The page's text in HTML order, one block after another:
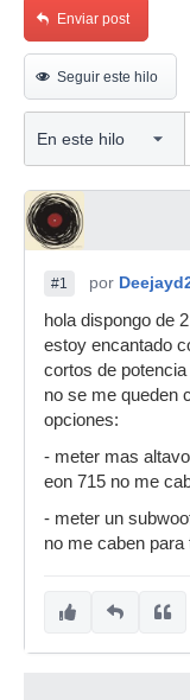
Enviar post
Seguir este hilo
#1 por
hola dispongo de
estoy encantado
cortos de
no se me queden
opciones:
- meter mas
eon 715 no me
- meter un
no me caben para